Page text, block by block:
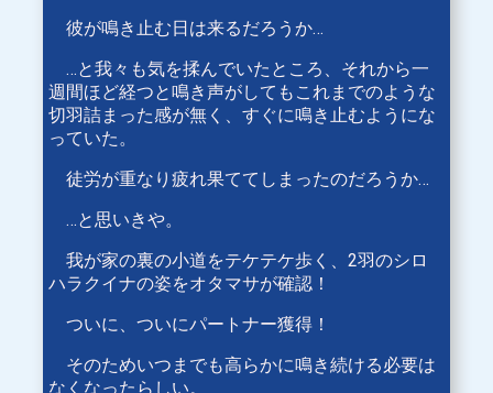
彼が鳴き止む日は来るだろうか…
…と我々も気を揉んでいたところ、それから一
週間ほど経つと鳴き声がしてもこれまでのような
切羽詰まった感が無く、すぐに鳴き止むようにな
っていた。
徒労が重なり疲れ果ててしまったのだろうか…
…と思いきや。
我が家の裏の小道をテケテケ歩く、2羽のシロ
ハラクイナの姿をオタマサが確認！
ついに、ついにパートナー獲得！
そのためいつまでも高らかに鳴き続ける必要は
なくなったらしい。